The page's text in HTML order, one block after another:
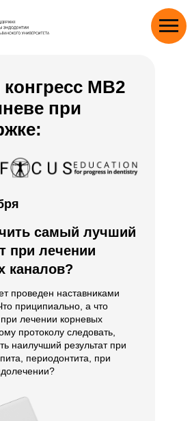
самый лучший
при лечении
каналов?
проведен наставниками
приципиально, а что
лечении корневых
протоколу следовать,
наилучший результат при
периодонтита, при
МВ2
при